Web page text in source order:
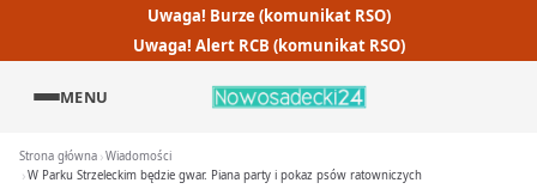
Uwaga! Burze (komunikat RSO)
Uwaga! Alert RCB (komunikat RSO)
MENU
Strona główna Wiadomości
W Parku Strzeleckim będzie gwar. Piana party i pokaz psów ratowniczych